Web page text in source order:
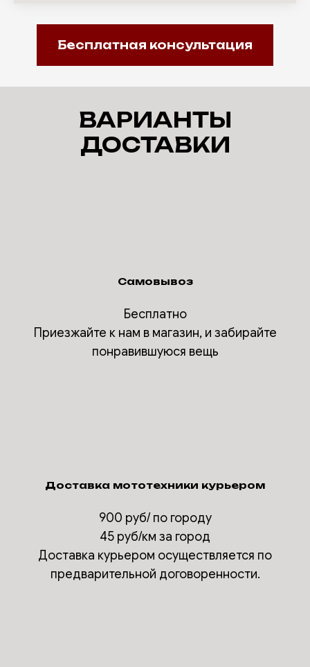
Бесплатная консультация
ВАРИАНТЫ
ДОСТАВКИ
Самовывоз
Бесплатно
Приезжайте к нам в магазин, и забирайте
понравившуюся вещь
Доставка мототехники курьером
900 руб/ по городу
45 руб/км за город
Доставка курьером осуществляется по
предварительной договоренности.